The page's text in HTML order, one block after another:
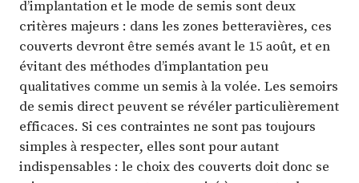
d’implantation et le mode de semis sont deux
critères majeurs : dans les zones betteravières, ces
couverts devront être semés avant le 15 août, et en
évitant des méthodes d’implantation peu
qualitatives comme un semis à la volée. Les semoirs
de semis direct peuvent se révéler particulièrement
efficaces. Si ces contraintes ne sont pas toujours
simples à respecter, elles sont pour autant
indispensables : le choix des couverts doit donc se